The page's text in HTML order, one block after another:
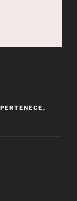
PERTENECE ,